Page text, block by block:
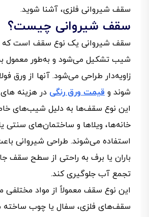
سقف شیروانی فلزی، آشنا شوید.
سقف شیروانی چیست؟
سقف شیروانی یک نوع سقف است که
شیب تشکیل می‌شود و به‌طور معمول
زاویه‌دار طراحی می‌شود. آنها از ورق
شوند و قیمت ورق رنگی در هزینه
این نوع سقف‌ها به دلیل شیب‌های
خانه‌ها، ویلاها و ساختمان‌های سنتی
استفاده می‌شوند. طراحی شیروانی
باران یا برف به راحتی از سطح سقف
تجمع آب جلوگیری کند.
این نوع سقف معمولاً از مواد مختلفی
سقف‌های فلزی، سفال یا چوب ساخته